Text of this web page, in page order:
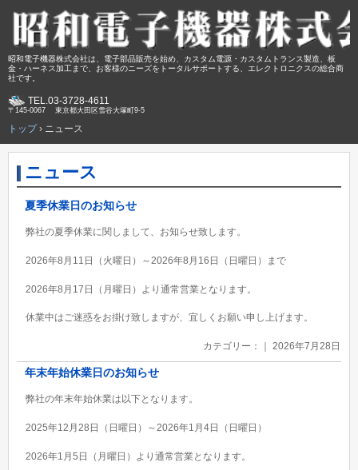
昭和電子機器株式会社は、電子部品販売を始め、カスタム電源・カスタムトランス製造、板
金・ハーネス加工まで、お客様のニーズをトータルサポートする、エレクトロニクスの総合商
社です。
TEL.03-3728-4611
〒145-0067 東京都大田区雪谷大塚町9-5
トップ› ニュース
ニュース
夏季休業日のお知らせ
弊社の夏季休業に関しまして、お知らせ致します。
2026年8月11日（火曜日）～2026年8月16日（日曜日）まで
2026年8月17日（月曜日）より通常営業となります。
休業中はご迷惑をお掛け致しますが、宜しくお願い申し上げます。
カテゴリー：｜ 2026年7月28日
年末年始休業日のお知らせ
弊社の年末年始休業は以下となります。
2025年12月28日（日曜日）～2026年1月4日（日曜日）
2026年1月5日（月曜日）より通常営業となります。